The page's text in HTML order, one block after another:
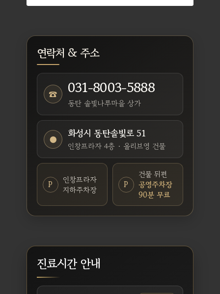
연락처 & 주소
☎ 031-8003-5888
동탄 솔빛나루마을 상가
● 화성시 동탄솔빛로 51
인창프라자 4층 · 올리브영 건물
P
인창프라자
지하주차장
P
건물 뒤편
공영주차장
90분 무료
진료시간 안내